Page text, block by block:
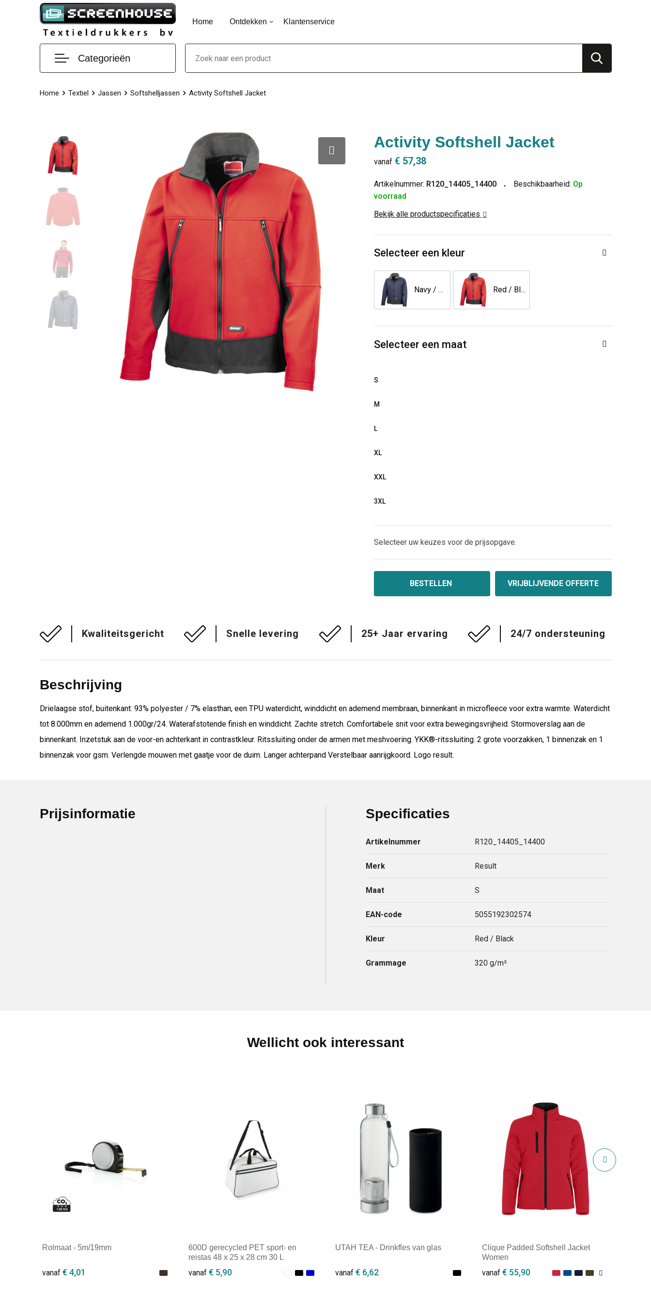
Home Ontdekken Klantenservice
Categorieën
Home Textiel Jassen Softshelljassen Activity Softshell Jacket
Activity Softshell Jacket
vanaf € 57,38
Artikelnummer: R120_14405_14400 Beschikbaarheid: Op
voorraad
Bekijk alle productspecificaties
Selecteer een kleur
Navy / Black Red / Black
Selecteer een maat
S
M
L
XL
XXL
3XL
Selecteer uw keuzes voor de prijsopgave.
BESTELLEN VRIJBLIJVENDE OFFERTE
Kwaliteitsgericht Snelle levering 25+ Jaar ervaring 24/7 ondersteuning
Beschrijving
Drielaagse stof, buitenkant: 93% polyester / 7% elasthan, een TPU waterdicht, winddicht en ademend membraan, binnenkant in microfleece voor extra warmte. Waterdicht
tot 8.000mm en ademend 1.000gr/24. Waterafstotende finish en winddicht. Zachte stretch. Comfortabele snit voor extra bewegingsvrijheid. Stormoverslag aan de
binnenkant. Inzetstuk aan de voor-en achterkant in contrastkleur. Ritssluiting onder de armen met meshvoering. YKK®-ritssluiting. 2 grote voorzakken, 1 binnenzak en 1
binnenzak voor gsm. Verlengde mouwen met gaatje voor de duim. Langer achterpand Verstelbaar aanrijgkoord. Logo result.
Prijsinformatie Specificaties
Artikelnummer R120_14405_14400
Merk Result
Maat S
EAN-code 5055192302574
Kleur Red / Black
Grammage 320 g/m²
Wellicht ook interessant
Rolmaat - 5m/19mm
vanaf € 4,01
600D gerecycled PET sport- en
reistas 48 x 25 x 28 cm 30 L
vanaf€ 5,90
UTAH TEA - Drinkfles van glas
vanaf € 6,62
Clique Padded Softshell Jacket
Women
vanaf € 55,90